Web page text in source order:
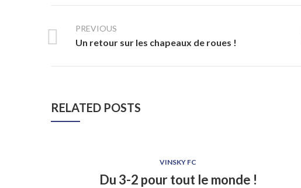
PREVIOUS
Un retour sur les chapeaux de roues !
RELATED POSTS
VINSKY FC
Du 3-2 pour tout le monde !